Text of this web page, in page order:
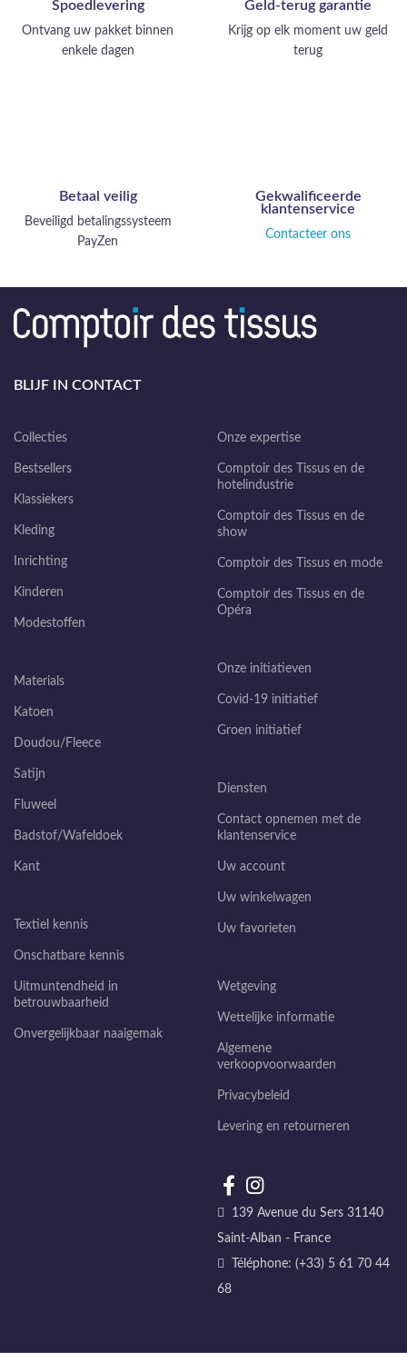
Verander uw huis in een luxueuze
ruimte met deze prachtige stof.
Spoedlevering
Ontvang uw pakket binnen
enkele dagen
Geld-terug garantie
Krijg op elk moment uw geld
terug
Betaal veilig
Beveiligd betalingssysteem
PayZen
Gekwalificeerde
klantenservice
Contacteer ons
BLIJF IN CONTACT
Collecties
Bestsellers
Klassiekers
Kleding
Inrichting
Kinderen
Modestoffen
Materials
Katoen
Doudou/Fleece
Satijn
Fluweel
Badstof/Wafeldoek
Kant
Textiel kennis
Onschatbare kennis
Uitmuntendheid in
betrouwbaarheid
Onvergelijkbaar naaigemak
Onze expertise
Comptoir des Tissus en de
hotelindustrie
Comptoir des Tissus en de
show
Comptoir des Tissus en mode
Comptoir des Tissus en de
Opéra
Onze initiatieven
Covid-19 initiatief
Groen initiatief
Diensten
Contact opnemen met de
klantenservice
Uw account
Uw winkelwagen
Uw favorieten
Wetgeving
Wettelijke informatie
Algemene
verkoopvoorwaarden
Privacybeleid
Levering en retourneren
139 Avenue du Sers 31140
Saint-Alban - France
Téléphone: (+33) 5 61 70 44
68